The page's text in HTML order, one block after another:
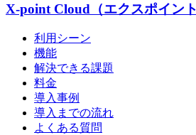
X-point Cloud（エクスポイント
利用シーン
機能
解決できる課題
料金
導入事例
導入までの流れ
よくある質問